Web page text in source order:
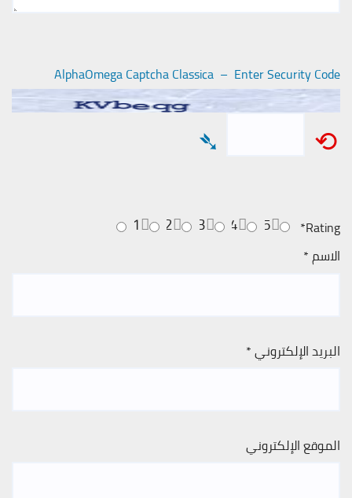
AlphaOmega Captcha Classica – Enter Security Code
⟲
➴
Rating
*
5
4
3
2
1
الاسم*
البريد الإلكتروني*
الموقع الإلكتروني